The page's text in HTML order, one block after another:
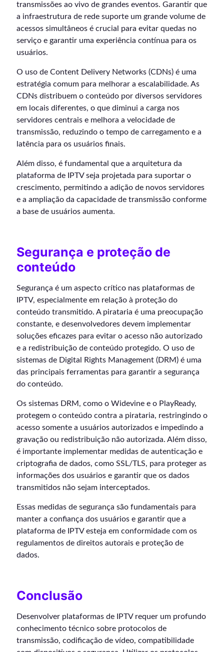
transmissões ao vivo de grandes eventos. Garantir que
a infraestrutura de rede suporte um grande volume de
acessos simultâneos é crucial para evitar quedas no
serviço e garantir uma experiência contínua para os
usuários.
O uso de Content Delivery Networks (CDNs) é uma
estratégia comum para melhorar a escalabilidade. As
CDNs distribuem o conteúdo por diversos servidores
em locais diferentes, o que diminui a carga nos
servidores centrais e melhora a velocidade de
transmissão, reduzindo o tempo de carregamento e a
latência para os usuários finais.
Além disso, é fundamental que a arquitetura da
plataforma de IPTV seja projetada para suportar o
crescimento, permitindo a adição de novos servidores
e a ampliação da capacidade de transmissão conforme
a base de usuários aumenta.
Segurança e proteção de
conteúdo
Segurança é um aspecto crítico nas plataformas de
IPTV, especialmente em relação à proteção do
conteúdo transmitido. A pirataria é uma preocupação
constante, e desenvolvedores devem implementar
soluções eficazes para evitar o acesso não autorizado
e a redistribuição de conteúdo protegido. O uso de
sistemas de Digital Rights Management (DRM) é uma
das principais ferramentas para garantir a segurança
do conteúdo.
Os sistemas DRM, como o Widevine e o PlayReady,
protegem o conteúdo contra a pirataria, restringindo o
acesso somente a usuários autorizados e impedindo a
gravação ou redistribuição não autorizada. Além disso,
é importante implementar medidas de autenticação e
criptografia de dados, como SSL/TLS, para proteger as
informações dos usuários e garantir que os dados
transmitidos não sejam interceptados.
Essas medidas de segurança são fundamentais para
manter a confiança dos usuários e garantir que a
plataforma de IPTV esteja em conformidade com os
regulamentos de direitos autorais e proteção de
dados.
Conclusão
Desenvolver plataformas de IPTV requer um profundo
conhecimento técnico sobre protocolos de
transmissão, codificação de vídeo, compatibilidade